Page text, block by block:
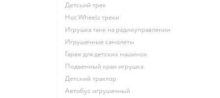
Детский трек
Hot Wheels треки
Игрушка танк на радиоуправлении
Игрушечные самолеты
Гараж для детских машинок
Подъемный кран игрушка
Детский трактор
Автобус игрушечный